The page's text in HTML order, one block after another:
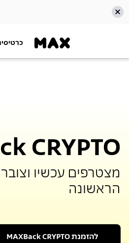
CRYPTO
מצטרפים עכשיו
הראשונה
להזמנת MAXBack CRYPTO